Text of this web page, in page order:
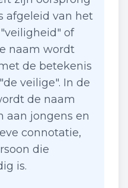
afgeleid van het
of
naam wordt
de betekenis
veilige". In de
de naam
aan jongens en
connotatie,
die
is.